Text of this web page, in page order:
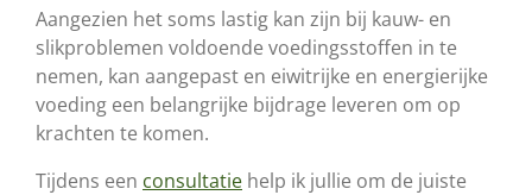
Aangezien het soms lastig kan zijn bij kauw- en
slikproblemen voldoende voedingsstoffen in te
nemen, kan aangepast en eiwitrijke en energierijke
voeding een belangrijke bijdrage leveren om op
krachten te komen.
Tijdens een consultatie help ik jullie om de juiste